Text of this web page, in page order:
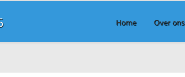
Home Over ons